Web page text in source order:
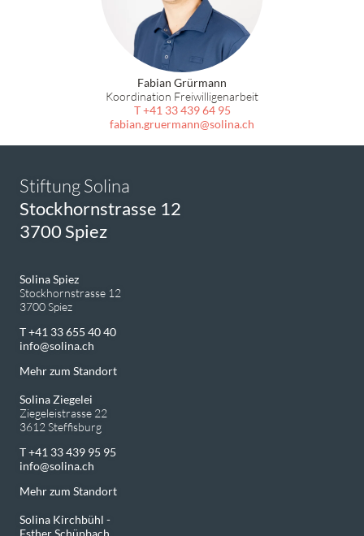
Fabian Grürmann
Koordination Freiwilligenarbeit
T +41 33 439 64 95
fabian.gruermann
solina.ch
Stiftung Solina
Stockhornstrasse 12
3700 Spiez
Solina Spiez
Stockhornstrasse 12
3700 Spiez
T +41 33 655 40 40
info
solina.ch
Mehr zum Standort
Solina Ziegelei
Ziegeleistrasse 22
3612 Steffisburg
T +41 33 439 95 95
info
solina.ch
Mehr zum Standort
Solina Kirchbühl -
Esther Schüpbach